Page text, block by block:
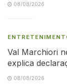
08/08/2026
Val Marchiori
explica
08/08/2026